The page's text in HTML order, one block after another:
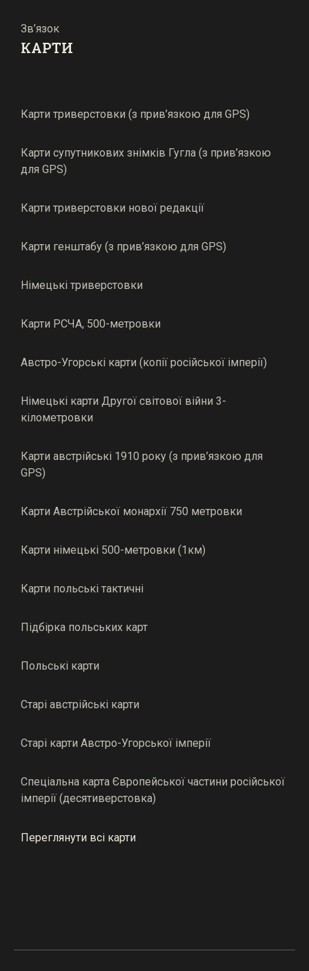
Зв’язок
КАРТИ
Карти триверстовки (з прив’язкою для GPS)
Карти супутникових знімків Гугла (з прив’язкою
для GPS)
Карти триверстовки нової редакції
Карти генштабу (з прив’язкою для GPS)
Німецькі триверстовки
Карти РСЧА, 500-метровки
Австро-Угорські карти (копії російської імперії)
Німецькі карти Другої світової війни 3-
кілометровки
Карти австрійські 1910 року (з прив’язкою для
GPS)
Карти Австрійської монархії 750 метровки
Карти німецькі 500-метровки (1км)
Карти польські тактичні
Підбірка польських карт
Польські карти
Старі австрійські карти
Старі карти Австро-Угорської імперії
Спеціальна карта Європейської частини російської
імперії (десятиверстовка)
Переглянути всі карти